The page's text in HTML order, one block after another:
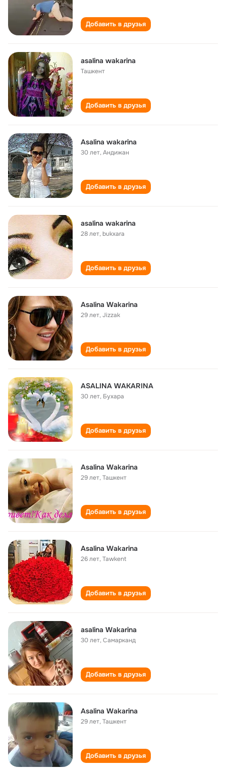
Добавить в друзья
asalina wakarina
Ташкент
Добавить в друзья
Asalina wakarina
30 лет,Андижан
Добавить в друзья
asalina wakarina
28 лет,bukxara
Добавить в друзья
Asalina Wakarina
29 лет,Jizzak
Добавить в друзья
ASALINA WAKARINA
30 лет, Бухара
Добавить в друзья
Asalina Wakarina
29 лет,Ташкент
Добавить в друзья
Asalina Wakarina
26 лет,Tawkent
Добавить в друзья
asalina Wakarina
30 лет,Самарканд
Добавить в друзья
Asalina Wakarina
29 лет,Ташкент
Добавить в друзья